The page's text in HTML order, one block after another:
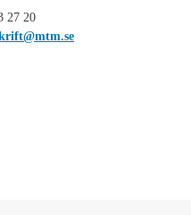
27 20